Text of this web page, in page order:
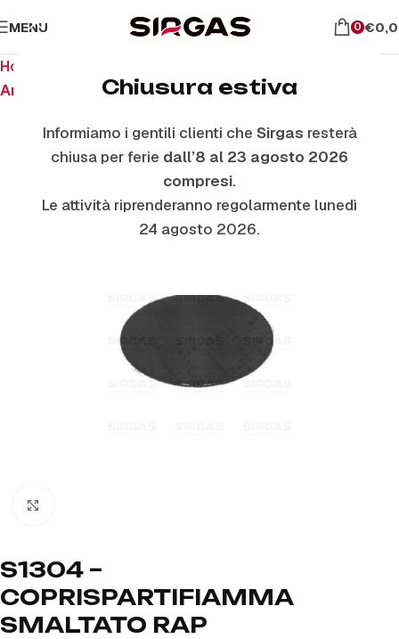
Chiusura estiva
Informiamo i gentili clienti che Sirgas resterà
chiusa per ferie dall’8 al 23 agosto 2026
compresi.
Le attività riprenderanno regolarmente lunedì
24 agosto 2026.
MENU 0 €
Home
Anelli E Piattelli Smaltati
S1304 –
COPRISPARTIFIAMMA
SMALTATO RAP